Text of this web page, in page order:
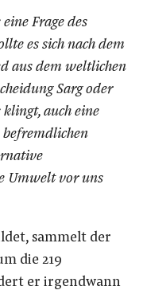
Frage des
es sich nach dem
aus dem weltlichen
Sarg oder
auch eine
befremdlichen
Umwelt vor uns
sammelt der
die 219
er irgendwann